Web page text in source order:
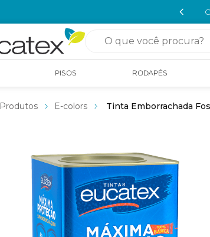
O que você procura?
PISOS RODAPÉS
Produtos E-colors Tinta Emborrachada